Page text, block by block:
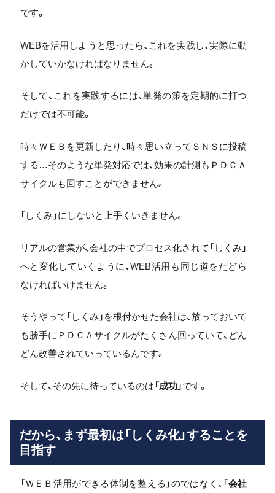
です。
WEBを活用しようと思ったら、これを実践し、実際に動
かしていかなければなりません。
そして、これを実践するには、単発の策を定期的に打つ
だけでは不可能。
時々ＷＥＢを更新したり、時々思い立ってＳＮＳに投稿
する…そのような単発対応では、効果の計測もＰＤＣＡ
サイクルも回すことができません。
「しくみ」にしないと上手くいきません。
リアルの営業が、会社の中でプロセス化されて「しくみ」
へと変化していくように、WEB活用も同じ道をたどら
なければいけません。
そうやって「しくみ」を根付かせた会社は、放っておいて
も勝手にＰＤＣＡサイクルがたくさん回っていて、どん
どん改善されていっているんです。
そして、その先に待っているのは「成功」です。
だから、まず最初は「しくみ化」することを
目指す
「ＷＥＢ活用ができる体制を整える」のではなく、「会社